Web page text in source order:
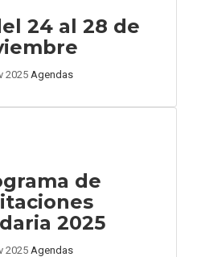
24 al 28 de
2025Agendas
de
2025
2025Agendas